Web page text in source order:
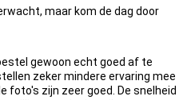
maar kom de dag door
gewoon echt goed af te
zeker mindere ervaring mee
foto's zijn zeer goed. De snelheid